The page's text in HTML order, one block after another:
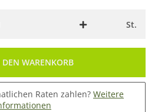
St.
DEN WARENKORB
Raten zahlen? Weitere